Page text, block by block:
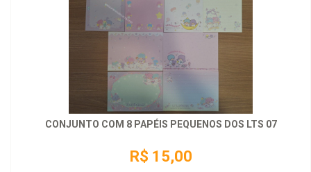
CONJUNTO COM 8 PAPÉIS PEQUENOS DOS LTS 07
R$ 15,00